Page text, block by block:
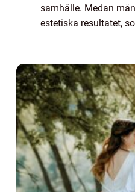
samhälle. Medan
estetiska resultatet,